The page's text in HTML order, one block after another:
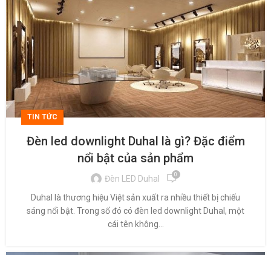
TIN TỨC
Đèn led downlight Duhal là gì? Đặc điểm
nổi bật của sản phẩm
Đèn LED Duhal 0
Duhal là thương hiệu Việt sản xuất ra nhiều thiết bị chiếu
sáng nổi bật. Trong số đó có đèn led downlight Duhal, một
cái tên không...